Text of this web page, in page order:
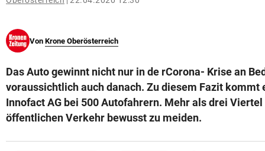
© Krone Multimedia GmbH & Co KG 2026
Von Krone Oberösterreich
Das Auto gewinnt nicht nur in de rCorona- Krise an
voraussichtlich auch danach. Zu diesem Fazit kommt
Innofact AG bei 500 Autofahrern. Mehr als drei Viertel
öffentlichen Verkehr bewusst zu meiden.